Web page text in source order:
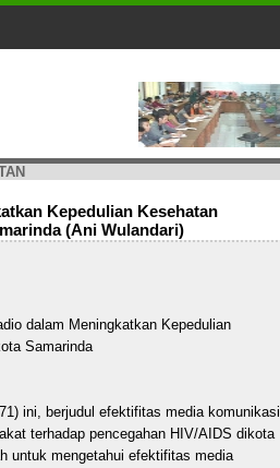
Kepedulian Kesehatan
(Ani Wulandari)
dalam Meningkatkan Kepedulian
Samarinda
ini, berjudul efektifitas media komunikasi
terhadap pencegahan HIV/AIDS dikota
untuk mengetahui efektifitas media